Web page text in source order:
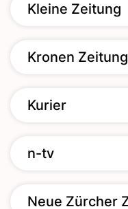
Kleine Zeitung
Kronen Zeitung
Kurier
n-tv
Neue Zürcher